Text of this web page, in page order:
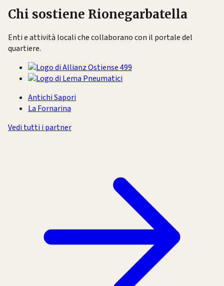
Chi sostiene Rionegarbatella
Enti e attività locali che collaborano con il portale del
quartiere.
Antichi Sapori
La Fornarina
Vedi tutti i partner